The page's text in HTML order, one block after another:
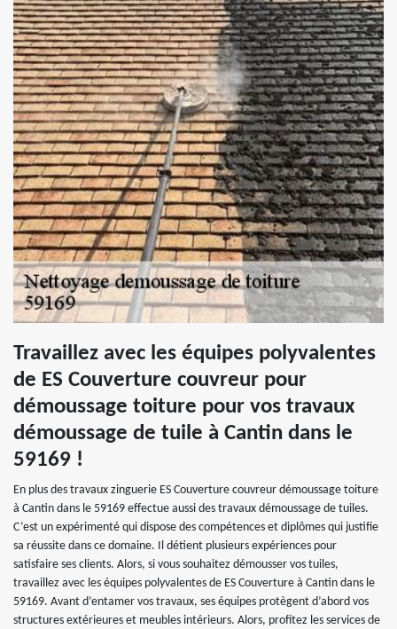
Travaillez avec les équipes polyvalentes
de ES Couverture couvreur pour
démoussage toiture pour vos travaux
démoussage de tuile à Cantin dans le
59169 !
En plus des travaux zinguerie ES Couverture couvreur démoussage toiture
à Cantin dans le 59169 effectue aussi des travaux démoussage de tuiles.
C’est un expérimenté qui dispose des compétences et diplômes qui justifie
sa réussite dans ce domaine. Il détient plusieurs expériences pour
satisfaire ses clients. Alors, si vous souhaitez démousser vos tuiles,
travaillez avec les équipes polyvalentes de ES Couverture à Cantin dans le
59169. Avant d’entamer vos travaux, ses équipes protègent d’abord vos
structures extérieures et meubles intérieurs. Alors, profitez les services de